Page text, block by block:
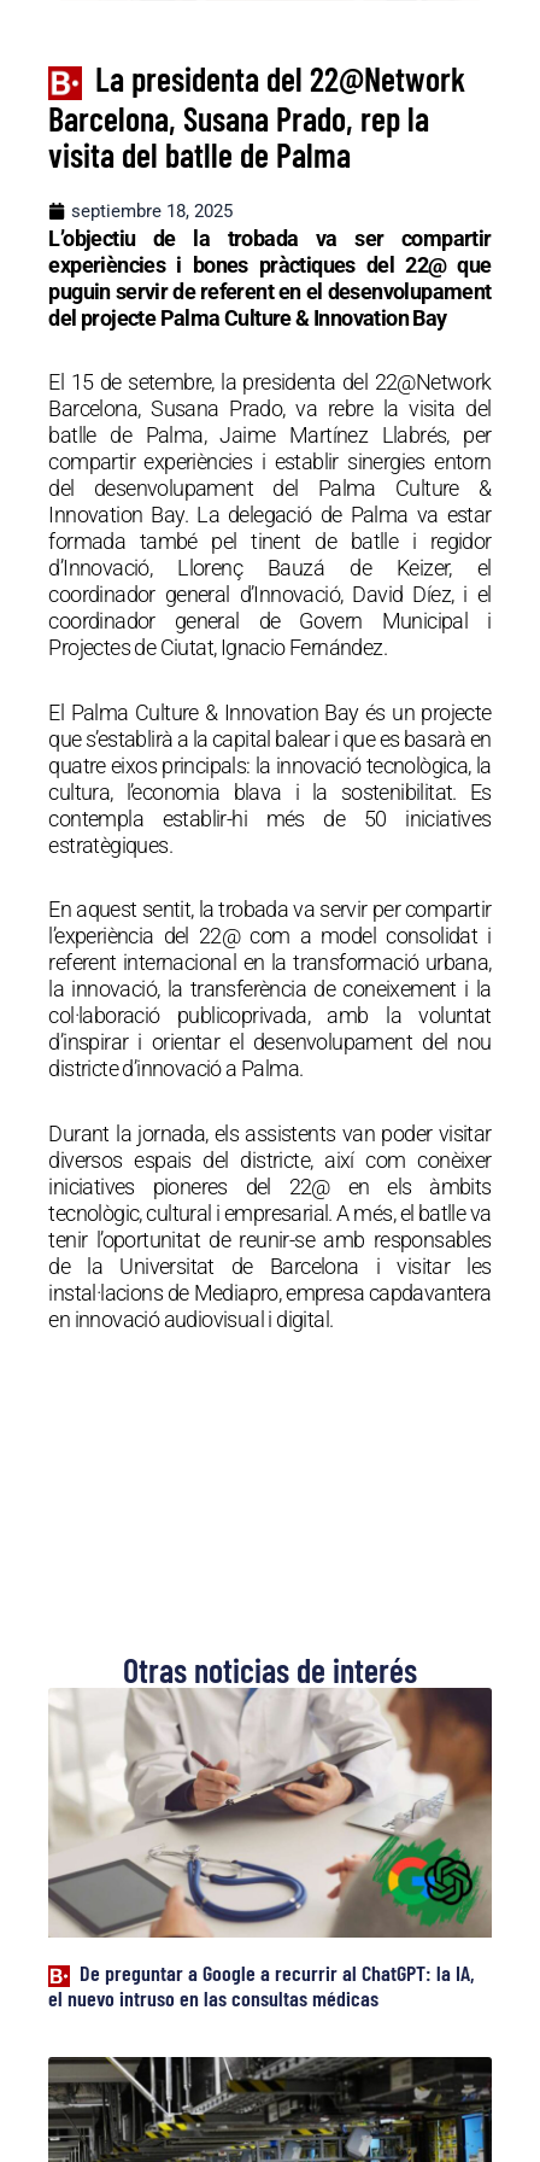
La presidenta del 22@Network
Barcelona, Susana Prado, rep la
visita del batlle de Palma
septiembre 18, 2025
L’objectiu de la trobada va ser compartir
experiències i bones pràctiques del 22@ que
puguin servir de referent en el desenvolupament
del projecte Palma Culture & Innovation Bay
El 15 de setembre, la presidenta del 22@Network
Barcelona, Susana Prado, va rebre la visita del
batlle de Palma, Jaime Martínez Llabrés, per
compartir experiències i establir sinergies entorn
del desenvolupament del Palma Culture &
Innovation Bay. La delegació de Palma va estar
formada també pel tinent de batlle i regidor
d’Innovació, Llorenç Bauzá de Keizer, el
coordinador general d’Innovació, David Díez, i el
coordinador general de Govern Municipal i
Projectes de Ciutat, Ignacio Fernández.
El Palma Culture & Innovation Bay és un projecte
que s’establirà a la capital balear i que es basarà en
quatre eixos principals: la innovació tecnològica, la
cultura, l’economia blava i la sostenibilitat. Es
contempla establir-hi més de 50 iniciatives
estratègiques.
En aquest sentit, la trobada va servir per compartir
l’experiència del 22@ com a model consolidat i
referent internacional en la transformació urbana,
la innovació, la transferència de coneixement i la
col·laboració publicoprivada, amb la voluntat
d’inspirar i orientar el desenvolupament del nou
districte d’innovació a Palma.
Durant la jornada, els assistents van poder visitar
diversos espais del districte, així com conèixer
iniciatives pioneres del 22@ en els àmbits
tecnològic, cultural i empresarial. A més, el batlle va
tenir l’oportunitat de reunir-se amb responsables
de la Universitat de Barcelona i visitar les
instal·lacions de Mediapro, empresa capdavantera
en innovació audiovisual i digital.
Otras noticias de interés
De preguntar a Google a recurrir al ChatGPT: la IA,
el nuevo intruso en las consultas médicas